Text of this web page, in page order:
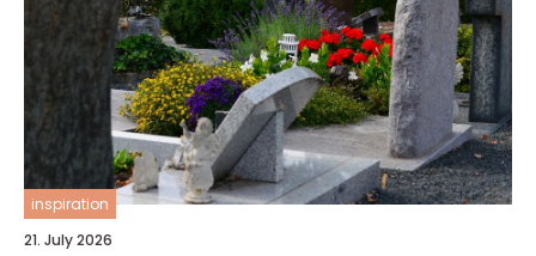
inspiration
21. July 2026